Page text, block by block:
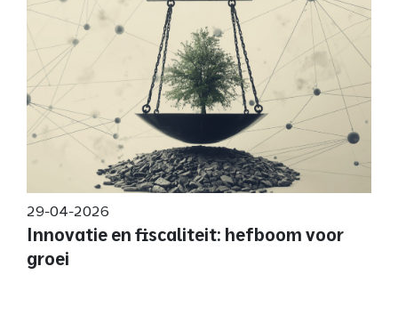
29-04-2026
Innovatie en fiscaliteit: hefboom voor
groei